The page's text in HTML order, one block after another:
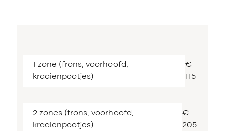
1 zone (frons, voorhoofd,
kraaienpootjes)
€
115
2 zones (frons, voorhoofd,
kraaienpootjes)
€
205